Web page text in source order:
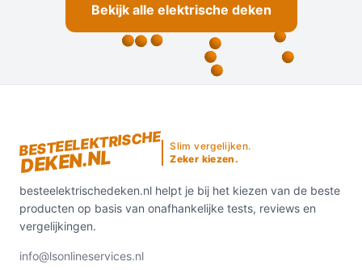
Bekijk alle elektrische deken
BESTEELEKTRISCHE
DEKEN.NL
Slim vergelijken.
Zeker kiezen.
besteelektrischedeken.nl helpt je bij het kiezen van de beste
producten op basis van onafhankelijke tests, reviews en
vergelijkingen.
info@lsonlineservices.nl